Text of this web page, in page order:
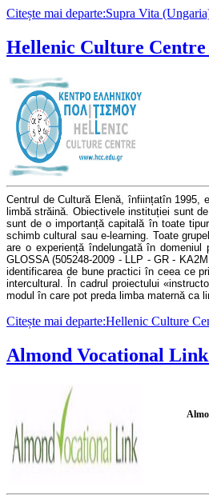
Citește mai departe:Supra Vita
Hellenic Culture
Centrul de Cultură Elenă, înființatîn 1995,
limbă străină. Obiectivele instituției sunt
sunt deo importanță capitală în toate
schimb cultural saue-learning. Toate
are o experiență îndelungată în domeniul
GLOSSA (505248-2009 - LLP - GR -
identificarea de bune practici în ceea ce
intercultural.
n cadrul proiectului «
modul în care pot predalimba maternă ca
Citește mai departe:Hellenic Culture
Almond Vocational